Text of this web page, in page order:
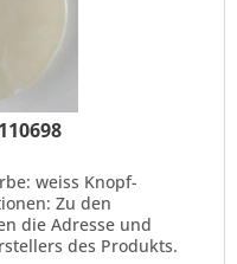
weiss Knopf-
Zu den
die Adresse und
des Produkts.